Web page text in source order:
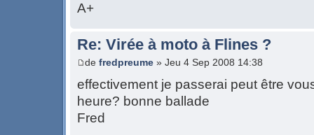
A+
Re: Virée à moto à Flines ?
de fredpreume » Jeu 4 Sep 2008 14:38
effectivement je passerai peut être
heure? bonne ballade
Fred